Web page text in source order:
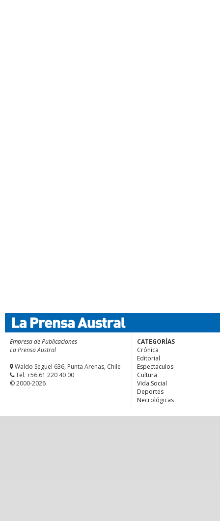
Empresa de Publicaciones
La Prensa Austral
Waldo Seguel 636, Punta Arenas, Chile
Tel. +56.61 220 40 00
© 2000-2026
CATEGORÍAS
Crónica
Editorial
Espectaculos
Cultura
Vida Social
Deportes
Necrológicas